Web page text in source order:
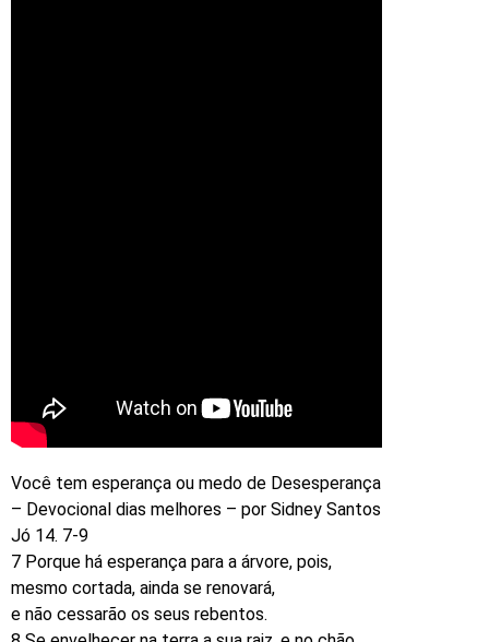
Você tem esperança ou medo de Desesperança
– Devocional dias melhores – por Sidney Santos
Jó 14. 7-9
7 Porque há esperança para a árvore, pois,
mesmo cortada, ainda se renovará,
e não cessarão os seus rebentos.